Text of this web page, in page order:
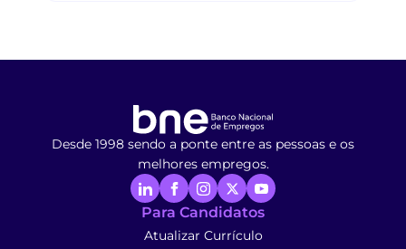
Desde 1998 sendo a ponte entre as pessoas e os
melhores empregos.
Para Candidatos
Atualizar Currículo